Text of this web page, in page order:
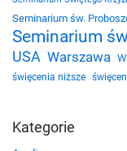
Seminarium św.
Seminarium
USA Warszawa
święcenia niższe
Kategorie